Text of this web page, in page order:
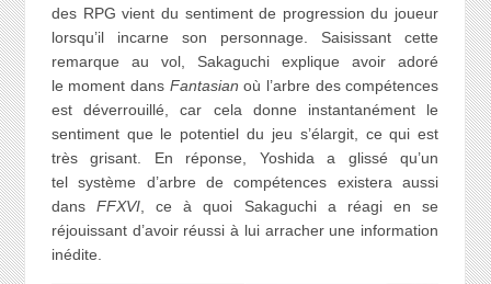
des RPG vient du sentiment de progression du joueur
lorsqu’il incarne son personnage. Saisissant cette
remarque au vol, Sakaguchi explique avoir adoré
le moment dans Fantasian où l’arbre des compétences
est déverrouillé, car cela donne instantanément le
sentiment que le potentiel du jeu s’élargit, ce qui est
très grisant. En réponse, Yoshida a glissé qu’un
tel système d’arbre de compétences existera aussi
dansFFXVI, ce à quoi Sakaguchi a réagi en se
réjouissant d’avoir réussi à lui arracher une information
inédite.